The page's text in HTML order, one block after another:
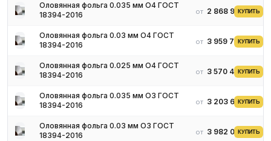
Оловянная фольга 0.035 мм О4 ГОСТ
18394-2016
от 2 868 912 ₽КУПИТЬ
Оловянная фольга 0.03 мм О4 ГОСТ
18394-2016
от 3 959 768 ₽
КУПИТЬ
Оловянная фольга 0.025 мм О4 ГОСТ
18394-2016
от 3 570 474 ₽КУПИТЬ
Оловянная фольга 0.035 мм О3 ГОСТ
18394-2016
от 3 203 683 ₽
КУПИТЬ
Оловянная фольга 0.03 мм О3 ГОСТ
18394-2016
от 3 982 089 ₽
КУПИТЬ